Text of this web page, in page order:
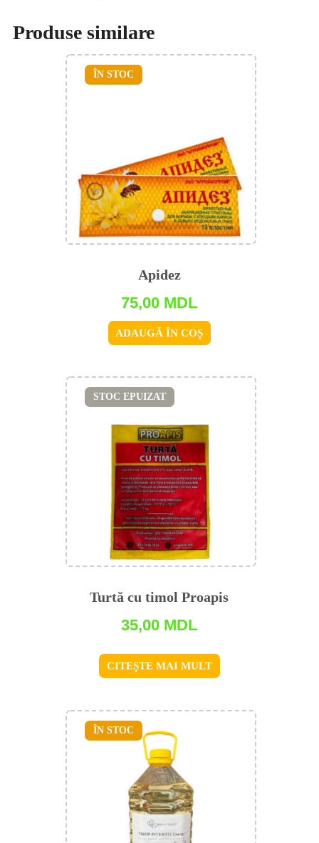
Produse similare
Apidez
75,00 MDL
ADAUGĂ ÎN COȘ
ÎN STOC
Turtă cu timol Proapis
35,00 MDL
CITEȘTE MAI MULT
STOC EPUIZAT
ÎN STOC